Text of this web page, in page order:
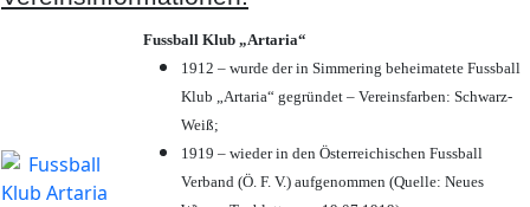
Fussball Klub „Artaria“
1912 – wurde der in Simmering beheimatete Fussball
Klub „Artaria“ gegründet – Vereinsfarben: Schwarz-
Weiß;
1919 – wieder in den Österreichischen Fussball
Verband (Ö. F. V.) aufgenommen (Quelle: Neues